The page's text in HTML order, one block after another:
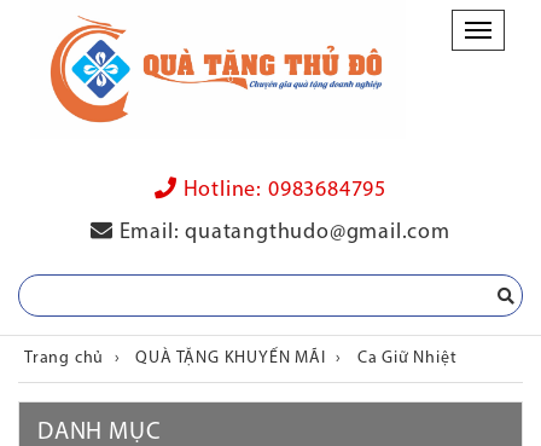
Danh
mục
Hotline: 0983684795
Email:quatangthudo@gmail.com
Trang chủ › QUÀ TẶNG KHUYẾN MÃI › Ca Giữ Nhiệt
DANH MỤC